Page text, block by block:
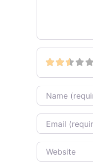
Name
Email
Website